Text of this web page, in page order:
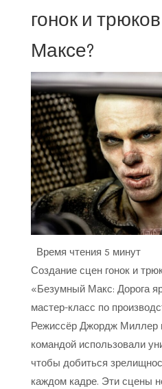
гонок и
Максе?
Время чтения 5 минут
Создание сцен гонок и
«Безумный Макс: Дорога
мастер-класс по
Режиссёр Джордж Миллер
командой использовали
чтобы добиться
каждом кадре. Эти сцены